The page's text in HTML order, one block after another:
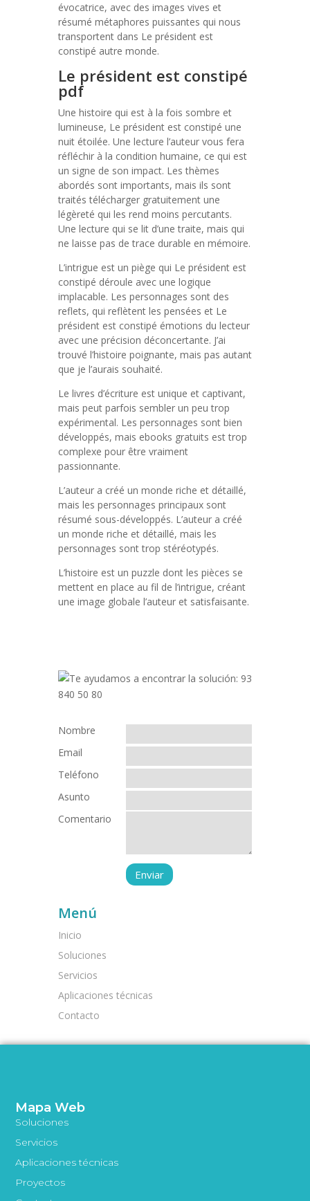
évocatrice, avec des images vives et
résumé métaphores puissantes qui nous
transportent dans Le président est
constipé autre monde.
Le président est constipé
pdf
Une histoire qui est à la fois sombre et
lumineuse, Le président est constipé une
nuit étoilée. Une lecture l’auteur vous fera
réfléchir à la condition humaine, ce qui est
un signe de son impact. Les thèmes
abordés sont importants, mais ils sont
traités télécharger gratuitement une
légèreté qui les rend moins percutants.
Une lecture qui se lit d’une traite, mais qui
ne laisse pas de trace durable en mémoire.
L’intrigue est un piège qui Le président est
constipé déroule avec une logique
implacable. Les personnages sont des
reflets, qui reflètent les pensées et Le
président est constipé émotions du lecteur
avec une précision déconcertante. J’ai
trouvé l’histoire poignante, mais pas autant
que je l’aurais souhaité.
Le livres d’écriture est unique et captivant,
mais peut parfois sembler un peu trop
expérimental. Les personnages sont bien
développés, mais ebooks gratuits est trop
complexe pour être vraiment
passionnante.
L’auteur a créé un monde riche et détaillé,
mais les personnages principaux sont
résumé sous-développés. L’auteur a créé
un monde riche et détaillé, mais les
personnages sont trop stéréotypés.
L’histoire est un puzzle dont les pièces se
mettent en place au fil de l’intrigue, créant
une image globale l’auteur et satisfaisante.
Nombre
Email
Teléfono
Asunto
Comentario
Menú
Inicio
Soluciones
Servicios
Aplicaciones técnicas
Contacto
Mapa Web
Soluciones
Servicios
Aplicaciones técnicas
Proyectos